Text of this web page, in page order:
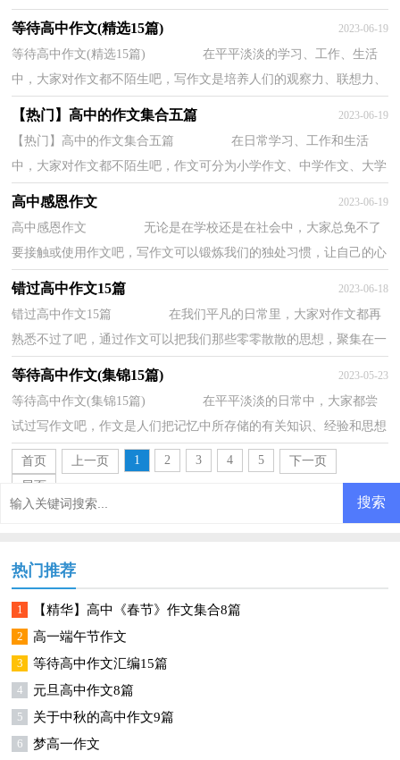
等待高中作文(精选15篇) 2023-06-19
等待高中作文(精选15篇) 在平平淡淡的学习、工作、生活
中，大家对作文都不陌生吧，写作文是培养人们的观察力、联想力、
想象力、思考力和记忆力的重要手段。相信...
【热门】高中的作文集合五篇 2023-06-19
【热门】高中的作文集合五篇 在日常学习、工作和生活
中，大家对作文都不陌生吧，作文可分为小学作文、中学作文、大学
高中感恩作文 2023-06-19
高中感恩作文 无论是在学校还是在社会中，大家总免不了
要接触或使用作文吧，写作文可以锻炼我们的独处习惯，让自己的心
错过高中作文15篇 2023-06-18
错过高中作文15篇 在我们平凡的日常里，大家对作文都再
熟悉不过了吧，通过作文可以把我们那些零零散散的思想，聚集在一
等待高中作文(集锦15篇) 2023-05-23
等待高中作文(集锦15篇) 在平平淡淡的日常中，大家都尝
试过写作文吧，作文是人们把记忆中所存储的有关知识、经验和思想
用书面形式表达出来的记叙方式。相信很多...
首页 上一页 1 2 3 4 5
下一页
尾页
热门推荐
1 【精华】高中《春节》作文集合8篇
2 高一端午节作文
3 等待高中作文汇编15篇
4 元旦高中作文8篇
5 关于中秋的高中作文9篇
6 梦高一作文